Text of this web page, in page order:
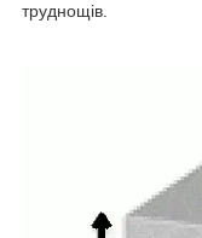
труднощів.